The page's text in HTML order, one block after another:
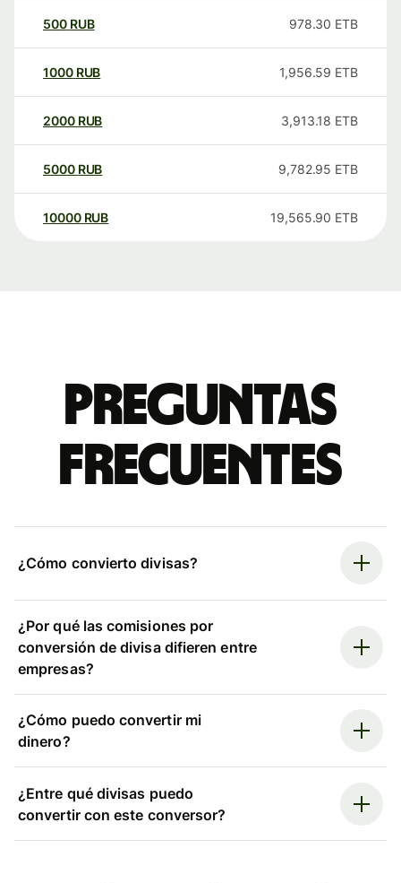
500 RUB 978.30 ETB
1000 RUB 1,956.59 ETB
2000 RUB 3,913.18 ETB
5000 RUB 9,782.95 ETB
10000 RUB 19,565.90 ETB
Preguntas
frecuentes
¿Cómo convierto divisas?
¿Por qué las comisiones por
conversión de divisa difieren entre
empresas?
¿Cómo puedo convertir mi
dinero?
¿Entre qué divisas puedo
convertir con este conversor?